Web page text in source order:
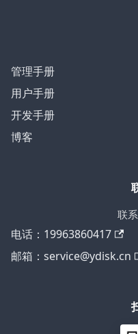
管理手册
用户手册
开发手册
博客
联
电话：19963860417
邮箱：service@ydisk.cn